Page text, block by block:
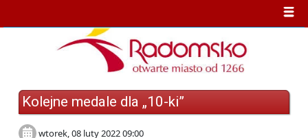
Kolejne medale dla „10-ki”
wtorek, 08 luty 2022 09:00